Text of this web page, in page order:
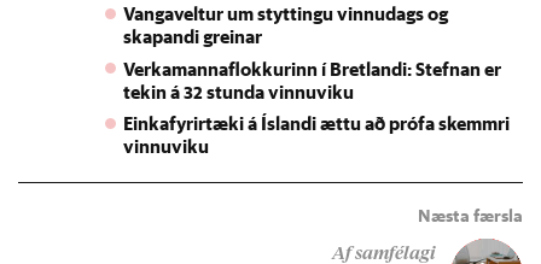
Vangaveltur um styttingu vinnudags og
skapandi greinar
Verkamannaflokkurinn í Bretlandi: Stefnan er
tekin á 32 stunda vinnuviku
Einkafyrirtæki á Íslandi ættu að prófa skemmri
vinnuviku
Næsta færsla
Af samfélagi